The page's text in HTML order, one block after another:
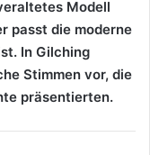
Modell
passt die moderne
In Gilching
Stimmen vor, die
präsentierten.